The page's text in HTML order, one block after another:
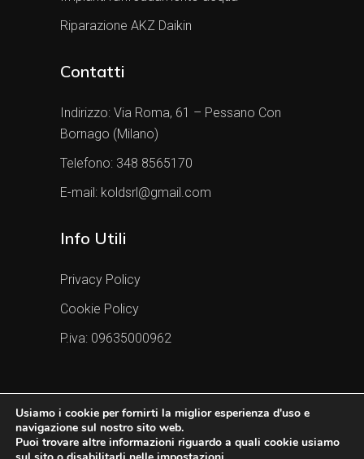
Riparazione AKZ Daikin
Contatti
Indirizzo: Via Roma, 61 – Pessano Con
Bornago (Milano)
Telefono: 348 8565170
E-mail: koldsrl@gmail.com
Info Utili
Privacy Policy
Cookie Policy
P.iva: 09635000962
Usiamo i cookie per fornirti la miglior esperienza d'uso e
navigazione sul nostro sito web.
Puoi trovare altre informazioni riguardo a quali cookie usiamo